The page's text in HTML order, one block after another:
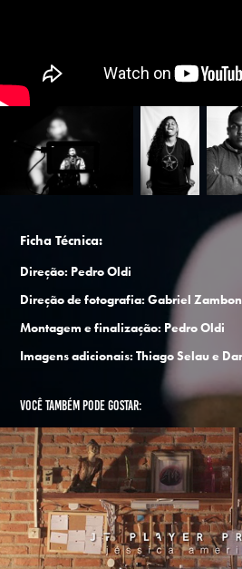
Ficha Técnica:
Direção: Pedro Oldi
Direção de fotografia: Gabriel
Montagem e finalização: Pedro Oldi
Imagens adicionais: Thiago Selau e
Você também pode gostar:
JF Player Profile
2017